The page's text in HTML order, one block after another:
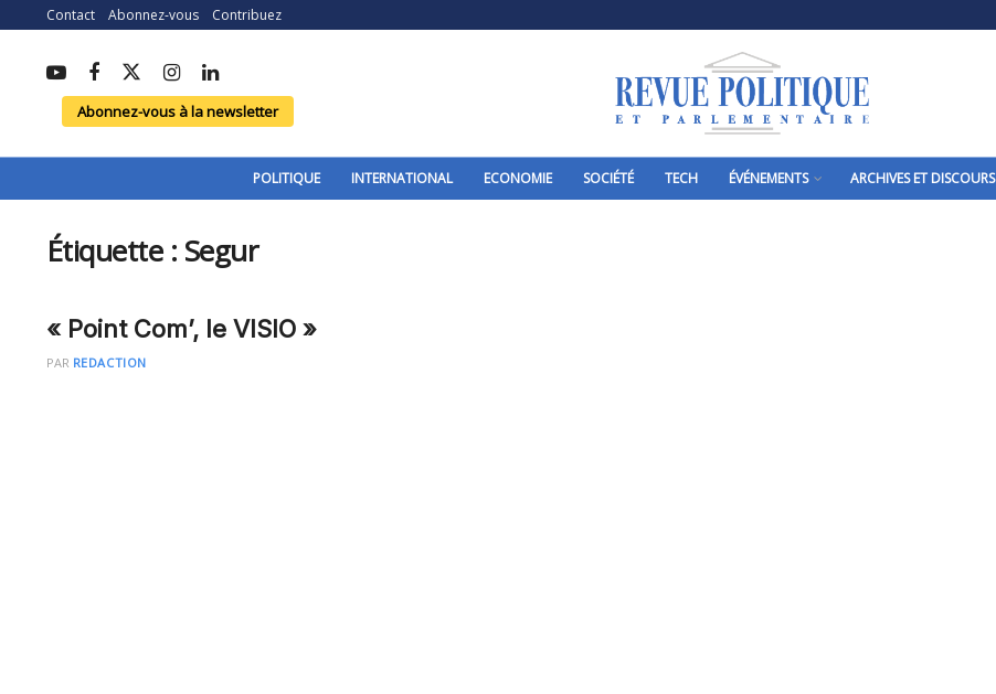
Contact Abonnez-vous Contribuez
Abonnez-vous à la newsletter
POLITIQUE INTERNATIONAL ECONOMIE SOCIÉTÉ TECH ÉVÉNEMENTS ARCHIVES ET DISCOURS
Étiquette : Segur
« Point Com’, le VISIO »
PAR REDACTION